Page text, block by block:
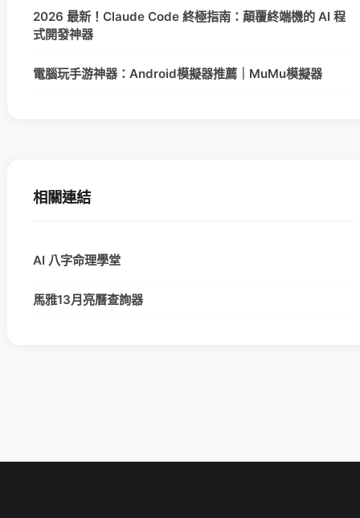
2026 最新！Claude Code 終極指南：顛覆終端機的 AI 程
式開發神器
電腦玩手游神器：Android模擬器推薦｜MuMu模擬器
相關連結
AI 八字命理學堂
馬雅13月亮曆查詢器